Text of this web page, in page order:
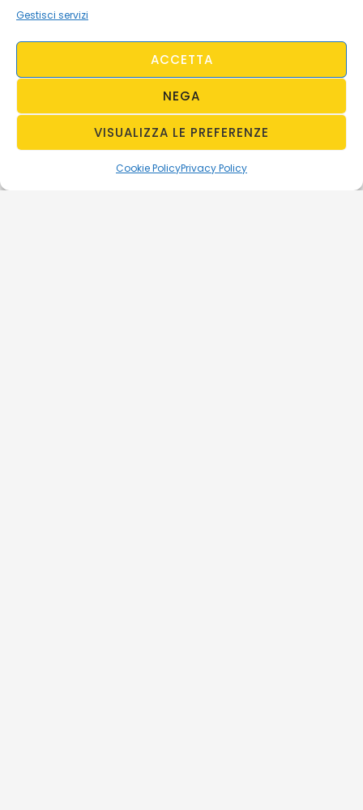
Gestisci servizi
ACCETTA
NEGA
VISUALIZZA LE PREFERENZE
Cookie PolicyPrivacy Policy